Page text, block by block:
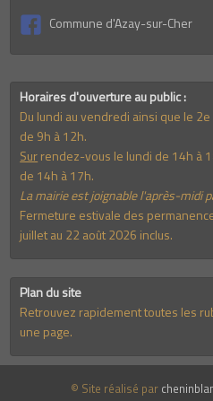
Commune d'Azay-sur-Cher
Horaires d'ouverture au public :
Du lundi au vendredi ainsi que le
de 9h à 12h.
Surrendez-vous le lundi de 14h à
de 14h à 17h.
La mairie est joignable l'après-midi
Fermeture estivale des
juillet au 22 août 2026 inclus.
Plan du site
Retrouvez rapidement toutes les
une page.
© Site réalisé par